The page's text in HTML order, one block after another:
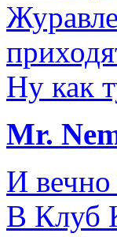
Ну как
Mr.
И вечно
В Клуб